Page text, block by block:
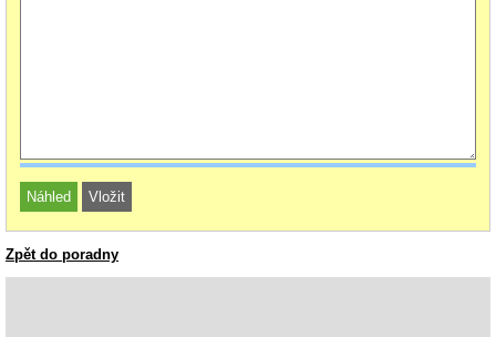
Zpět do poradny